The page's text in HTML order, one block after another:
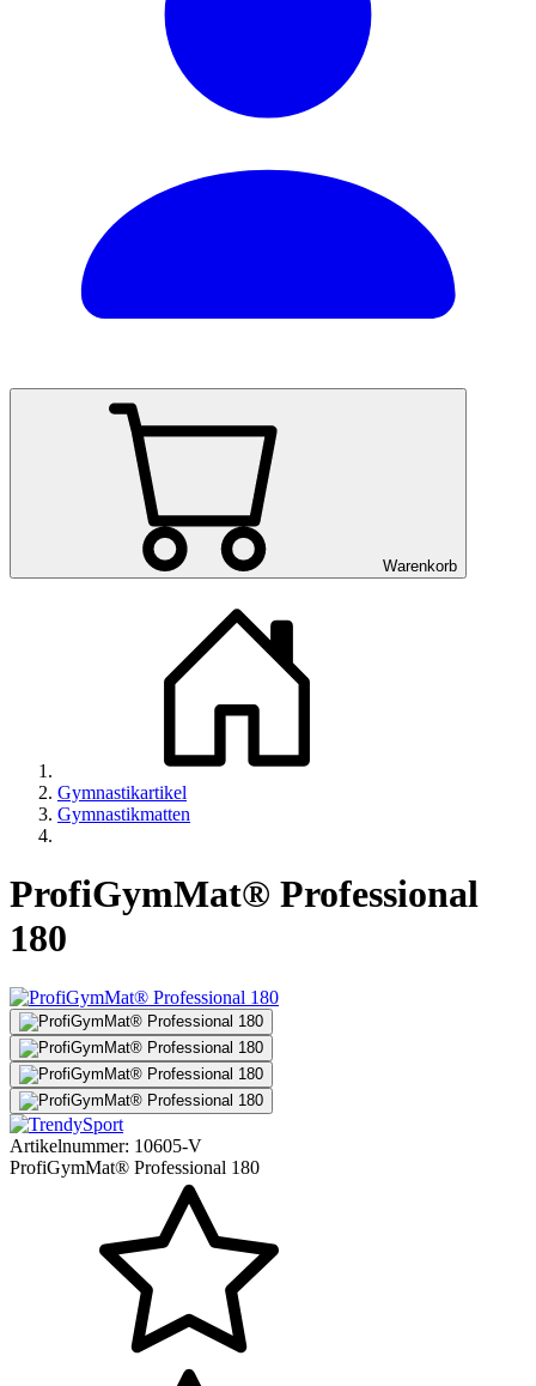
Warenkorb
Gymnastikartikel
Gymnastikmatten
ProfiGymMat® Professional
180
Artikelnummer: 10605-V
ProfiGymMat® Professional 180